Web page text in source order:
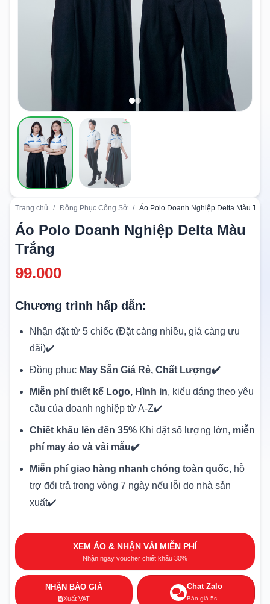
Trang chủ / Đồng Phục Công Sở / Áo Polo Doanh Nghiệp Delta Màu
Áo Polo Doanh Nghiệp Delta Màu
Trắng
99.000
Chương trình hấp dẫn:
Nhận đặt từ 5 chiếc (Đặt càng nhiều, giá càng ưu
đãi)✔️
Đồng phục May Sẵn Giá Rẻ, Chất Lượng✔️
Miễn phí thiết kế Logo, Hình in, kiểu dáng theo yêu
cầu của doanh nghiệp từ A-Z✔️
Chiết khấu lên đến 35% Khi đặt số lượng lớn, miễn
phí may áo và vải mẫu✔️
Miễn phí giao hàng nhanh chóng toàn quốc, hỗ
trợ đổi trả trong vòng 7 ngày nếu lỗi do nhà sản
xuất✔️
XEM ÁO & NHẬN VẢI MIỄN PHÍ
Nhận ngay voucher chiết khấu 30%
NHẬN BÁO GIÁ
Xuất VAT
Chat Zalo
Báo giá 5s